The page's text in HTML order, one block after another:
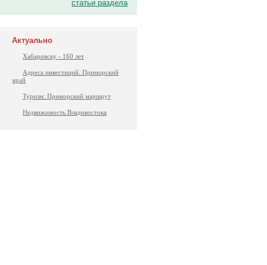
статьи раздела
Актуально
Хабаровску - 160 лет
Адреса инвестиций. Приморский
край
Туризм: Приморский маршрут
Недвижимость Владивостока